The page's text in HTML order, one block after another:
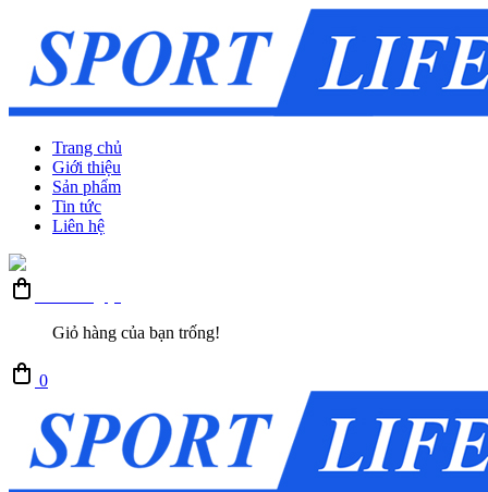
Trang chủ
Giới thiệu
Sản phẩm
Tin tức
Liên hệ
Giỏ hàng của bạn trống!
0